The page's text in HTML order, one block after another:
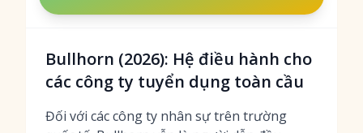
Bullhorn (2026): Hệ điều hành cho
các công ty tuyển dụng toàn cầu
Đối với các công ty nhân sự trên trường